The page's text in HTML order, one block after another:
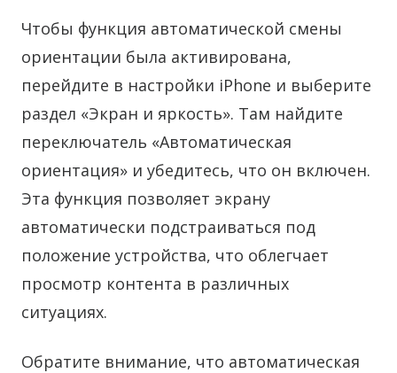
Чтобы функция автоматической смены
ориентации была активирована,
перейдите в настройки iPhone и выберите
раздел «Экран и яркость». Там найдите
переключатель «Автоматическая
ориентация» и убедитесь, что он включен.
Эта функция позволяет экрану
автоматически подстраиваться под
положение устройства, что облегчает
просмотр контента в различных
ситуациях.
Обратите внимание, что автоматическая